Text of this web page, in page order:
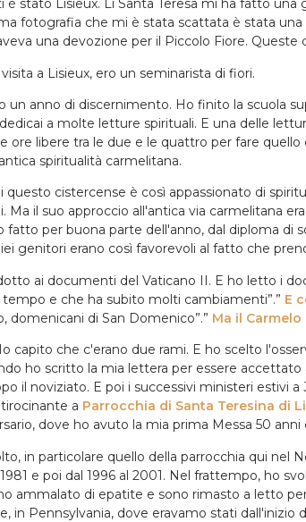
è stato Lisieux. Lì Santa Teresa mi ha fatto
fotografia che mi è stata scattata è stata
una devozione per il Piccolo Fiore. Queste
a Lisieux, ero un seminarista di fiori.
un anno di discernimento. Ho finito la scuola
a molte letture spirituali. E una delle
ore libere tra le due e le quattro per fare quello
spiritualità carmelitana.
questo cistercense è così appassionato di
Ma il suo approccio all'antica via carmelitana
fatto per buona parte dell'anno, dal diploma
genitori erano così favorevoli al fatto che
ai documenti del Vaticano II. E ho letto i
e che ha subito molti cambiamenti”.” E
domenicani di San Domenico”.” Ma il
capito che c'erano due rami. E ho scelto
ho scritto la mia lettera per essere
il noviziato. E poi i successivi ministeri estivi
a Parrocchia di Santa Teresina di
dove ho avuto la mia prima Messa 50
in particolare quello della parrocchia qui nel
e poi dal 1996 al 2001. Nel frattempo, ho
ammalato di epatite e sono rimasto a letto
in Pennsylvania, dove eravamo stati